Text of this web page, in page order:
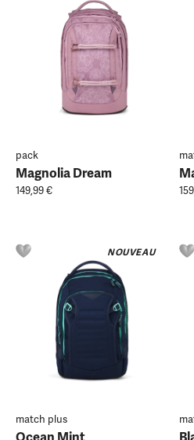
pack
Magnolia Dream
149,99 €
NOUVEAU
match plus